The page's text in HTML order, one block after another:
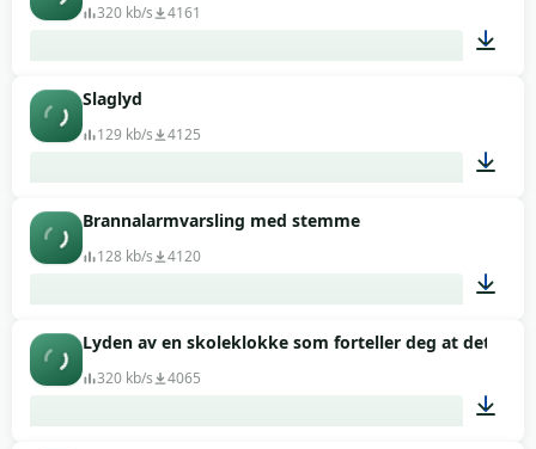
320 kb/s 4161
Slaglyd
129 kb/s 4125
Brannalarmvarsling med stemme
128 kb/s 4120
00:21
Lyden av en skoleklokke som forteller deg at det er
320 kb/s 4065